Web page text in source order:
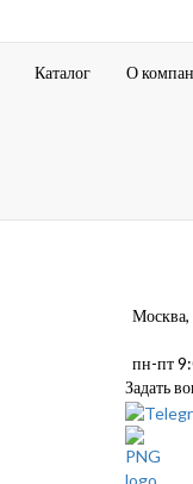
Каталог О
Москва,
пн-пт
Задать